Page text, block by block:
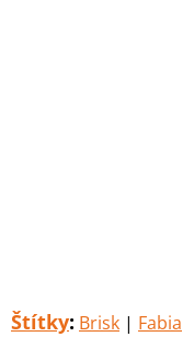
Štítky: Brisk | Fabia